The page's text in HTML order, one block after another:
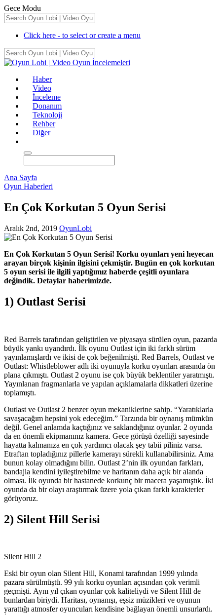
Gece Modu
Click here - to select or create a menu
Haber
Video
İnceleme
Donanım
Teknoloji
Rehber
Diğer
Ana Sayfa
Oyun Haberleri
En Çok Korkutan 5 Oyun Serisi
Aralık 2nd, 2019 OyunLobi
En Çok Korkutan 5 Oyun Serisi! Korku oyunları yeni heyecan
arayan birçok kişinin ilgisini çekmiştir. Bugün en çok korkutan
5 oyun serisi ile ilgili yaptığımız haberde çeşitli oyunlara
değindik. Detaylar haberimizde.
1) Outlast Serisi
Red Barrels tarafından geliştirilen ve piyasaya sürülen oyun, pazarda
büyük yankı uyandırdı. İlk oyunu Outlast için iki farklı sürüm
yayınlamışlardı ve ikisi de çok beğenilmişti. Red Barrels, Outlast ve
Outlast: Whistleblower adlı iki oyunuyla korku oyunları arasında ön
plana çıkmıştı. Outlast 2 oyunu ise çok büyük beklentiler yaratmıştı.
Yayınlanan fragmanlarla ve yapılan açıklamalarla dikkatleri üzerine
toplamıştı.
Outlast ve Outlast 2 benzer oyun mekaniklerine sahip. “Yaratıklarla
savaşacağım hepsini yok edeceğim.” Tarzında bir oynanış mümkün
değil. Genel anlamda kaçtığınız ve saklandığınız oyunlar. 2 oyunda
da en önemli ekipmanınız kamera. Gece görüşü özelliği sayesinde
hayatta kalmanıza en çok yardımcı olacak şey tabii piliniz varsa.
Etraftan topladığınız pillerle kamerayı sürekli kullanabilirsiniz. Ama
bunun kolay olmadığını bilin. Outlast 2’nin ilk oyundan farkları,
bandajla kendini iyileştirebilme ve haritanın daha açık bir alanda
olması. İlk oyunda bir hastanede korkunç bir macera yaşamıştık. İki
oyunda da bir olayı araştırmak üzere yola çıkan farklı karakterler
görüyoruz.
2) Silent Hill Serisi
Silent Hill 2
Eski bir oyun olan Silent Hill, Konami tarafından 1999 yılında
pazara sürülmüştü. 99 yılı korku oyunları açısından çok verimli
geçmişti. Aynı yıl çıkan oyunlar çok kaliteliydi ve Silent Hill de
bunlardan biriydi. Haritası, oynanışı, eşsiz müzikleri ve oyunun
yarattığı atmosfer oyuncuları kendisine bağlayan önemli unsurlardı.